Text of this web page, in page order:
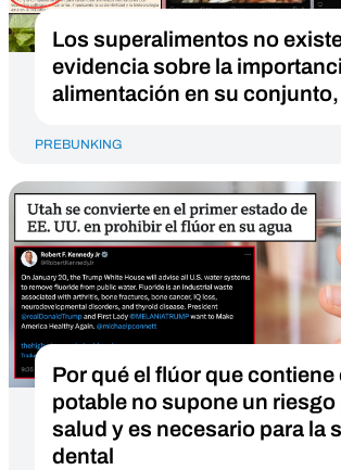
Los superalimentos no
evidencia sobre la
alimentación en su
PREBUNKING
Por qué el flúor que contiene
potable no supone un riesgo
salud y es necesario para la
dental